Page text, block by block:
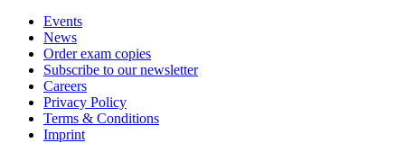
Events
News
Order exam copies
Subscribe to our newsletter
Careers
Privacy Policy
Terms & Conditions
Imprint